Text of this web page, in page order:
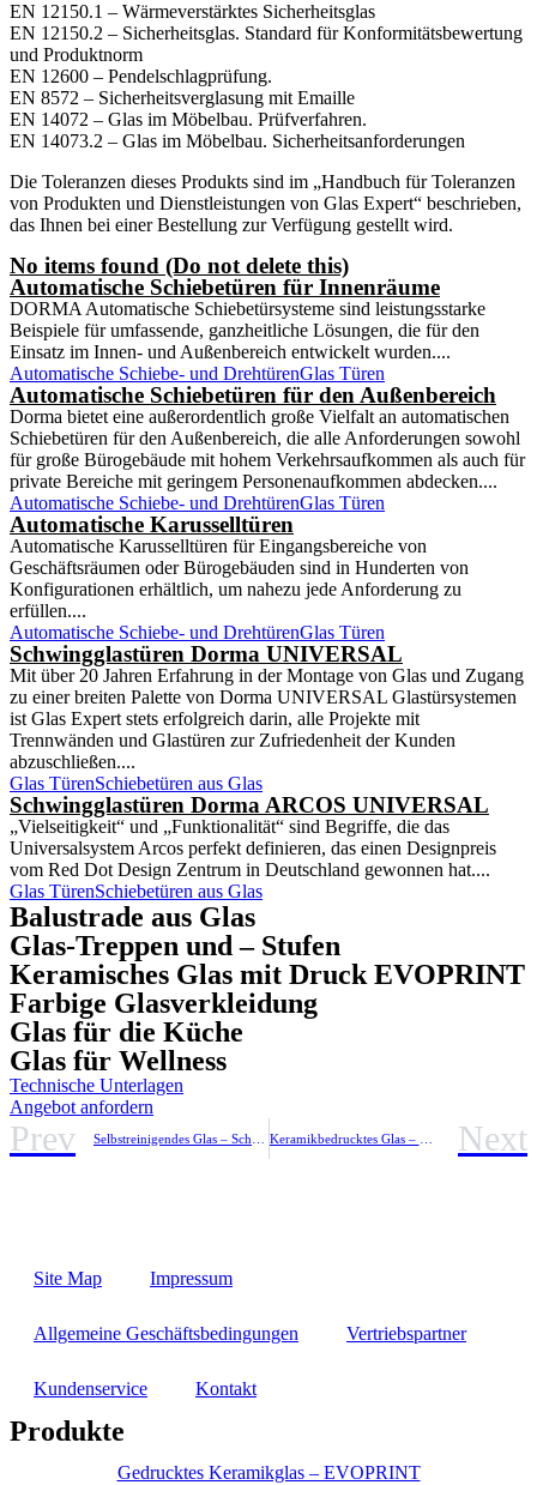
EN 12150.1 – Wärmeverstärktes Sicherheitsglas
EN 12150.2 – Sicherheitsglas. Standard für Konformitätsbewertung
und Produktnorm
EN 12600 – Pendelschlagprüfung.
EN 8572 – Sicherheitsverglasung mit Emaille
EN 14072 – Glas im Möbelbau. Prüfverfahren.
EN 14073.2 – Glas im Möbelbau. Sicherheitsanforderungen
Die Toleranzen dieses Produkts sind im „Handbuch für Toleranzen
von Produkten und Dienstleistungen von Glas Expert“ beschrieben,
das Ihnen bei einer Bestellung zur Verfügung gestellt wird.
No items found (Do not delete this)
Automatische Schiebetüren für Innenräume
DORMA Automatische Schiebetürsysteme sind leistungsstarke
Beispiele für umfassende, ganzheitliche Lösungen, die für den
Einsatz im Innen- und Außenbereich entwickelt wurden....
Automatische Schiebe- und DrehtürenGlas Türen
Automatische Schiebetüren für den Außenbereich
Dorma bietet eine außerordentlich große Vielfalt an automatischen
Schiebetüren für den Außenbereich, die alle Anforderungen sowohl
für große Bürogebäude mit hohem Verkehrsaufkommen als auch für
private Bereiche mit geringem Personenaufkommen abdecken....
Automatische Schiebe- und DrehtürenGlas Türen
Automatische Karusselltüren
Automatische Karusselltüren für Eingangsbereiche von
Geschäftsräumen oder Bürogebäuden sind in Hunderten von
Konfigurationen erhältlich, um nahezu jede Anforderung zu
erfüllen....
Automatische Schiebe- und DrehtürenGlas Türen
Schwingglastüren Dorma UNIVERSAL
Mit über 20 Jahren Erfahrung in der Montage von Glas und Zugang
zu einer breiten Palette von Dorma UNIVERSAL Glastürsystemen
ist Glas Expert stets erfolgreich darin, alle Projekte mit
Trennwänden und Glastüren zur Zufriedenheit der Kunden
abzuschließen....
Glas TürenSchiebetüren aus Glas
Schwingglastüren Dorma ARCOS UNIVERSAL
„Vielseitigkeit“ und „Funktionalität“ sind Begriffe, die das
Universalsystem Arcos perfekt definieren, das einen Designpreis
vom Red Dot Design Zentrum in Deutschland gewonnen hat....
Glas TürenSchiebetüren aus Glas
Balustrade aus Glas
Glas-Treppen und – Stufen
Keramisches Glas mit Druck EVOPRINT
Farbige Glasverkleidung
Glas für die Küche
Glas für Wellness
Technische Unterlagen
Angebot anfordern
Prev Next
Site Map Impressum
Allgemeine Geschäftsbedingungen Vertriebspartner
Kundenservice Kontakt
Produkte
Gedrucktes Keramikglas – EVOPRINT